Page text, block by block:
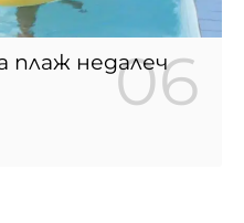
плаж недалеч